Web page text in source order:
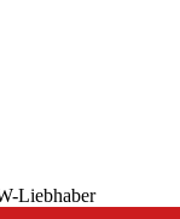
Liebhaber